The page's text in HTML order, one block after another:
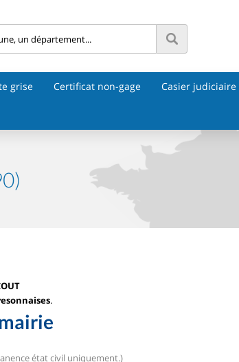
grise Certificat non-gage Casier judiciaire
.
état civil uniquement.)